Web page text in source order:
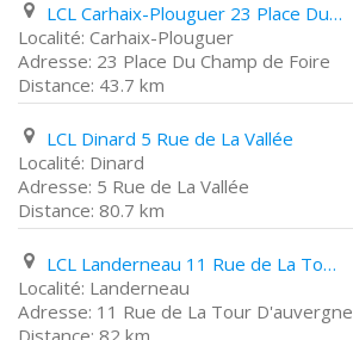
LCL Carhaix-Plouguer 23 Place Du Champ de Foire
Carhaix-Plouguer
23 Place Du Champ de Foire
43.7 km
LCL Dinard 5 Rue de La Vallée
Dinard
5 Rue de La Vallée
80.7 km
LCL Landerneau 11 Rue de La Tour D'auvergne
Landerneau
11 Rue de La Tour D'auvergne
82 km